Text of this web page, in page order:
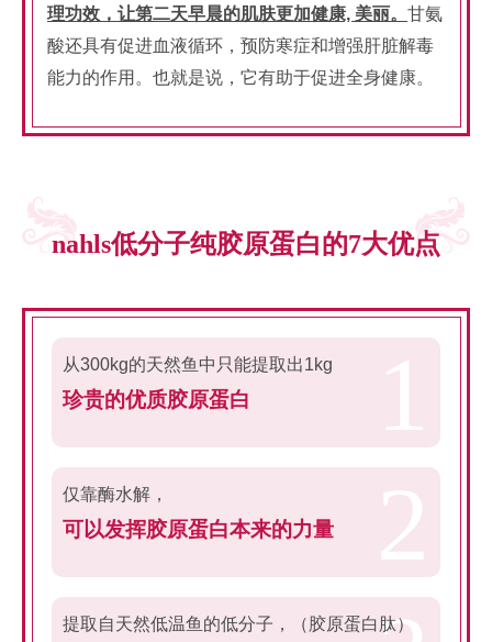
理功效，让第二天早晨的肌肤更加健康, 美丽。 甘氨
酸还具有促进血液循环，预防寒症和增强肝脏解毒
能力的作用。也就是说，它有助于促进全身健康。
nahls低分子纯胶原蛋白的7大优点
从300kg的天然鱼中只能提取出1kg
珍贵的优质胶原蛋白
仅靠酶水解，
可以发挥胶原蛋白本来的力量
提取自天然低温鱼的低分子，（胶原蛋白肽）